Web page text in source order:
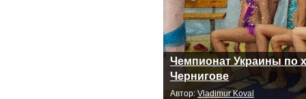
Чемпионат Украины по
Чернигове
Автор:Vladimur Koval